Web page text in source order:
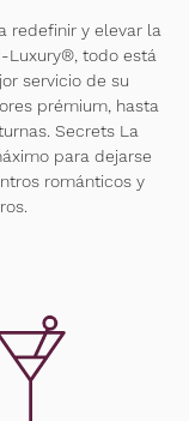
redefinir y elevar la
Luxury®, todo está
servicio de su
prémium, hasta
Secrets La
para dejarse
románticos y